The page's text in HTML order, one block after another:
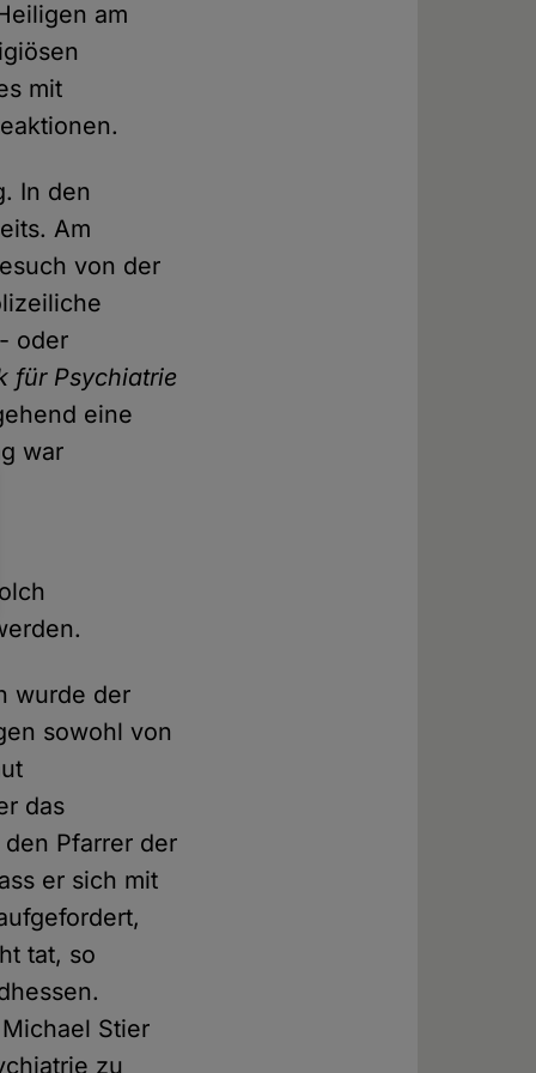
am
mit
In den
Am
von der
oder
für Psychiatrie
eine
war
wurde der
sowohl von
das
Pfarrer der
er sich mit
tat, so
Stier
zu